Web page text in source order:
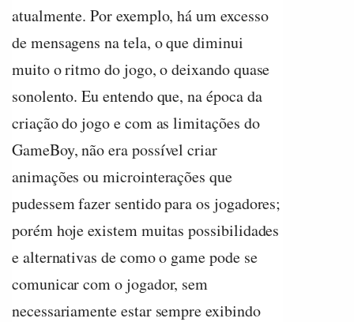
atualmente. Por exemplo, há um excesso
de mensagens na tela, o que diminui
muito o ritmo do jogo, o deixando quase
sonolento. Eu entendo que, na época da
criação do jogo e com as limitações do
GameBoy, não era possível criar
animações ou microinterações que
pudessem fazer sentido para os jogadores;
porém hoje existem muitas possibilidades
e alternativas de como o game pode se
comunicar com o jogador, sem
necessariamente estar sempre exibindo